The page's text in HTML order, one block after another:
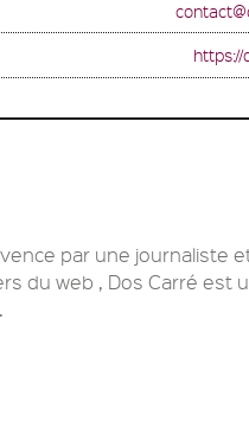
https://
par une journaliste
du web , Dos Carré est